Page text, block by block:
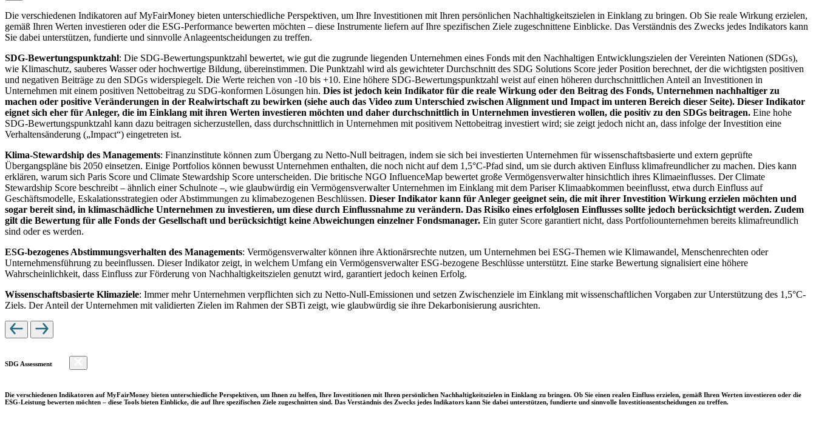
Die verschiedenen Indikatoren auf MyFairMoney bieten unterschiedliche Perspektiven, um Ihre Investitionen mit Ihren persönlichen Nachhaltigkeitszielen in Einklang zu bringen. Ob Sie reale Wirkung erzielen,
gemäß Ihren Werten investieren oder die ESG-Performance bewerten möchten – diese Instrumente liefern auf Ihre spezifischen Ziele zugeschnittene Einblicke. Das Verständnis des Zwecks jedes Indikators kann
Sie dabei unterstützen, fundierte und sinnvolle Anlageentscheidungen zu treffen.
SDG-Bewertungspunktzahl: Die SDG-Bewertungspunktzahl bewertet, wie gut die zugrunde liegenden Unternehmen eines Fonds mit den Nachhaltigen Entwicklungszielen der Vereinten Nationen (SDGs),
wie Klimaschutz, sauberes Wasser oder hochwertige Bildung, übereinstimmen. Die Punktzahl wird als gewichteter Durchschnitt des SDG Solutions Score jeder Position berechnet, der die wichtigsten positiven
und negativen Beiträge zu den SDGs widerspiegelt. Die Werte reichen von -10 bis +10. Eine höhere SDG-Bewertungspunktzahl weist auf einen höheren durchschnittlichen Anteil an Investitionen in
Unternehmen mit einem positiven Nettobeitrag zu SDG-konformen Lösungen hin. Dies ist jedoch kein Indikator für die reale Wirkung oder den Beitrag des Fonds, Unternehmen nachhaltiger zu
machen oder positive Veränderungen in der Realwirtschaft zu bewirken (siehe auch das Video zum Unterschied zwischen Alignment und Impact im unteren Bereich dieser Seite). Dieser Indikator
eignet sich eher für Anleger, die im Einklang mit ihren Werten investieren möchten und daher durchschnittlich in Unternehmen investieren wollen, die positiv zu den SDGs beitragen. Eine hohe
SDG-Bewertungspunktzahl kann dazu beitragen sicherzustellen, dass durchschnittlich in Unternehmen mit positivem Nettobeitrag investiert wird; sie zeigt jedoch nicht an, dass infolge der Investition eine
Verhaltensänderung („Impact“) eingetreten ist.
Klima-Stewardship des Managements: Finanzinstitute können zum Übergang zu Netto-Null beitragen, indem sie sich bei investierten Unternehmen für wissenschaftsbasierte und extern geprüfte
Übergangspläne bis 2050 einsetzen. Einige Portfolios können bewusst Unternehmen enthalten, die noch nicht auf dem 1,5°C-Pfad sind, um sie durch aktiven Einfluss klimafreundlicher zu machen. Dies kann
erklären, warum sich Paris Score und Climate Stewardship Score unterscheiden. Die britische NGO InfluenceMap bewertet große Vermögensverwalter hinsichtlich ihres Klimaeinflusses. Der Climate
Stewardship Score beschreibt – ähnlich einer Schulnote –, wie glaubwürdig ein Vermögensverwalter Unternehmen im Einklang mit dem Pariser Klimaabkommen beeinflusst, etwa durch Einfluss auf
Geschäftsmodelle, Eskalationsstrategien oder Abstimmungen zu klimabezogenen Beschlüssen. Dieser Indikator kann für Anleger geeignet sein, die mit ihrer Investition Wirkung erzielen möchten und
sogar bereit sind, in klimaschädliche Unternehmen zu investieren, um diese durch Einflussnahme zu verändern. Das Risiko eines erfolglosen Einflusses sollte jedoch berücksichtigt werden. Zudem
gilt die Bewertung für alle Fonds der Gesellschaft und berücksichtigt keine Abweichungen einzelner Fondsmanager. Ein guter Score garantiert nicht, dass Portfoliounternehmen bereits klimafreundlich
sind oder es werden.
ESG-bezogenes Abstimmungsverhalten des Managements: Vermögensverwalter können ihre Aktionärsrechte nutzen, um Unternehmen bei ESG-Themen wie Klimawandel, Menschenrechten oder
Unternehmensführung zu beeinflussen. Dieser Indikator zeigt, in welchem Umfang ein Vermögensverwalter ESG-bezogene Beschlüsse unterstützt. Eine starke Bewertung signalisiert eine höhere
Wahrscheinlichkeit, dass Einfluss zur Förderung von Nachhaltigkeitszielen genutzt wird, garantiert jedoch keinen Erfolg.
Wissenschaftsbasierte Klimaziele: Immer mehr Unternehmen verpflichten sich zu Netto-Null-Emissionen und setzen Zwischenziele im Einklang mit wissenschaftlichen Vorgaben zur Unterstützung des 1,5°C-
Ziels. Der Anteil der Unternehmen mit validierten Zielen im Rahmen der SBTi zeigt, wie glaubwürdig sie ihre Dekarbonisierung ausrichten.
SDG Assessment
Die verschiedenen Indikatoren auf MyFairMoney bieten unterschiedliche Perspektiven, um Ihnen zu helfen, Ihre Investitionen mit Ihren persönlichen Nachhaltigkeitszielen in Einklang zu bringen. Ob Sie einen realen Einfluss erzielen, gemäß Ihren Werten investieren oder die
ESG-Leistung bewerten möchten – diese Tools bieten Einblicke, die auf Ihre spezifischen Ziele zugeschnitten sind. Das Verständnis des Zwecks jedes Indikators kann Sie dabei unterstützen, fundierte und sinnvolle Investitionsentscheidungen zu treffen.